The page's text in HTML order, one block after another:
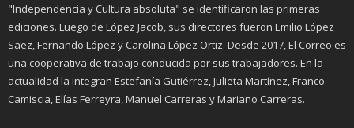
"Independencia y Cultura absoluta" se identificaron las primeras
ediciones. Luego de López Jacob, sus directores fueron Emilio López
Saez, Fernando López y Carolina López Ortiz. Desde 2017, El Correo es
una cooperativa de trabajo conducida por sus trabajadores. En la
actualidad la integran Estefanía Gutiérrez, Julieta Martínez, Franco
Camiscia, Elías Ferreyra, Manuel Carreras y Mariano Carreras.